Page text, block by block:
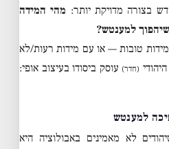
בצורה מדויקת יותר: מהי המידה
למענטש?
טובות — או עם מידות רעות/לא
(חדר) עוסק ביסודו בעיצוב אופי:
למענטש
לא מאמינים באבולוציה היא